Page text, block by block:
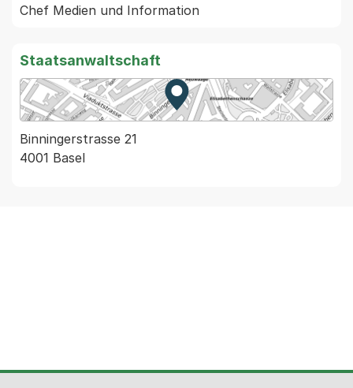
Staatsanwaltschaft
Zur Karte von MapBS.
Externer Link, wird in einem
Binningerstrasse 21
4001 Basel